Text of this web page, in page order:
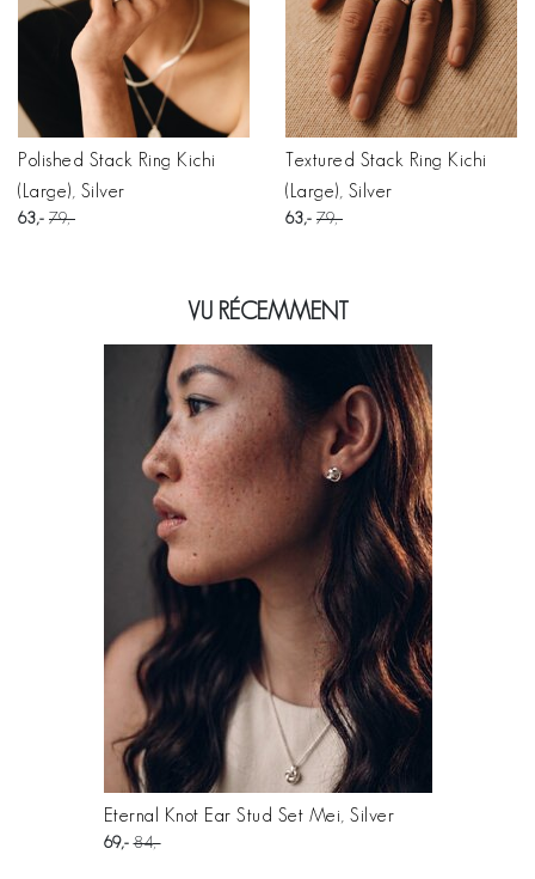
Polished Stack Ring Kichi
(Large), Silver
63 79
Textured Stack Ring Kichi
(Large), Silver
63 79
VU RÉCEMMENT
Eternal Knot Ear Stud Set Mei, Silver
69 84